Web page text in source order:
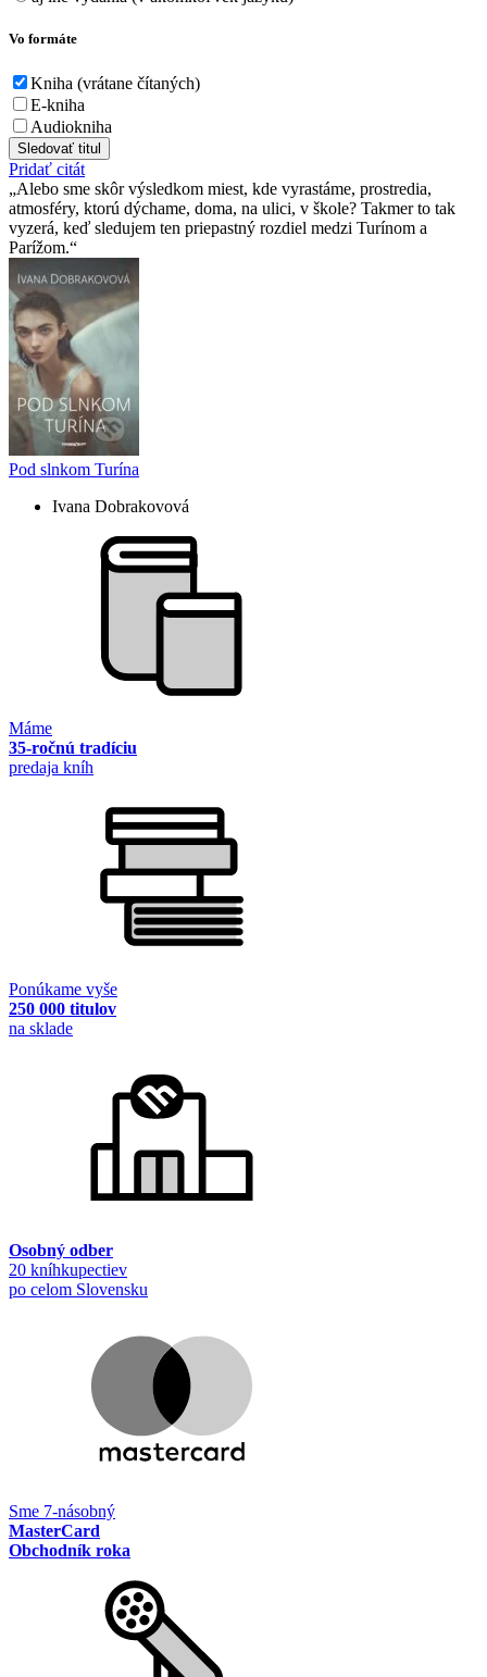
Vo formáte
Kniha (vrátane čítaných)
E-kniha
Audiokniha
Sledovať titul
Pridať citát
Alebo sme skôr výsledkom miest, kde vyrastáme, prostredia,
atmosféry, ktorú dýchame, doma, na ulici, v škole? Takmer to tak
vyzerá, keď sledujem ten priepastný rozdiel medzi Turínom a
Parížom.
Pod slnkom Turína
Ivana Dobrakovová
Máme
35-ročnú tradíciu
predaja kníh
Ponúkame vyše
250 000 titulov
na sklade
Osobný odber
20 kníhkupectiev
po celom Slovensku
Sme 7-násobný
MasterCard
Obchodník roka